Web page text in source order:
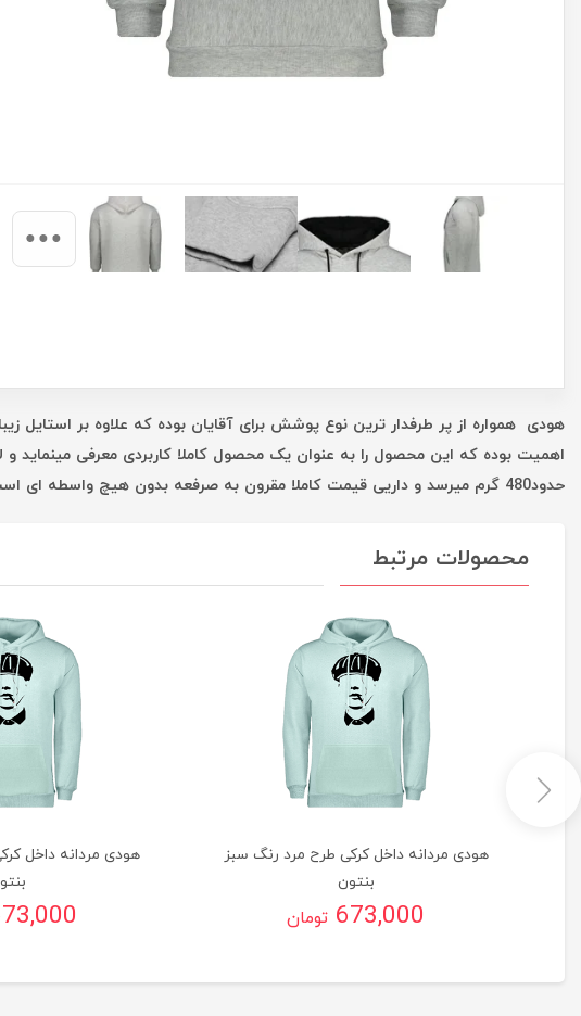
هودی همواره از پر طرفدار ترین نوع پوشش برای آقایان بوده که علاوه بر استایل
اهمیت بوده که این محصول را به عنوان یک محصول کاملا کاربردی معرفی
حدود480 گرم میرسد و داریی قیمت کاملا مقرون به صرفعه بدون هیچ واسطه ای است که همه این موارد شما را در یک خرید خوب یاری میکند.
محصولات مرتبط
هودی مردانه داخل کرکی طرح مرد رنگ سبز
بنتون
673,000 تومان
هودی مردانه داخل